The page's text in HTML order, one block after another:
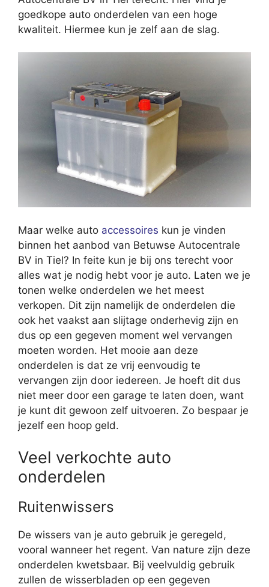
goedkope auto onderdelen van een hoge
kwaliteit. Hiermee kun je zelf aan de slag.
Maar welke auto accessoires kun je vinden
binnen het aanbod van Betuwse Autocentrale
BV in Tiel? In feite kun je bij ons terecht voor
alles wat je nodig hebt voor je auto. Laten we je
tonen welke onderdelen we het meest
verkopen. Dit zijn namelijk de onderdelen die
ook het vaakst aan slijtage onderhevig zijn en
dus op een gegeven moment wel vervangen
moeten worden. Het mooie aan deze
onderdelen is dat ze vrij eenvoudig te
vervangen zijn door iedereen. Je hoeft dit dus
niet meer door een garage te laten doen, want
je kunt dit gewoon zelf uitvoeren. Zo bespaar je
jezelf een hoop geld.
Veel verkochte auto
onderdelen
Ruitenwissers
De wissers van je auto gebruik je geregeld,
vooral wanneer het regent. Van nature zijn deze
onderdelen kwetsbaar. Bij veelvuldig gebruik
zullen de wisserbladen op een gegeven